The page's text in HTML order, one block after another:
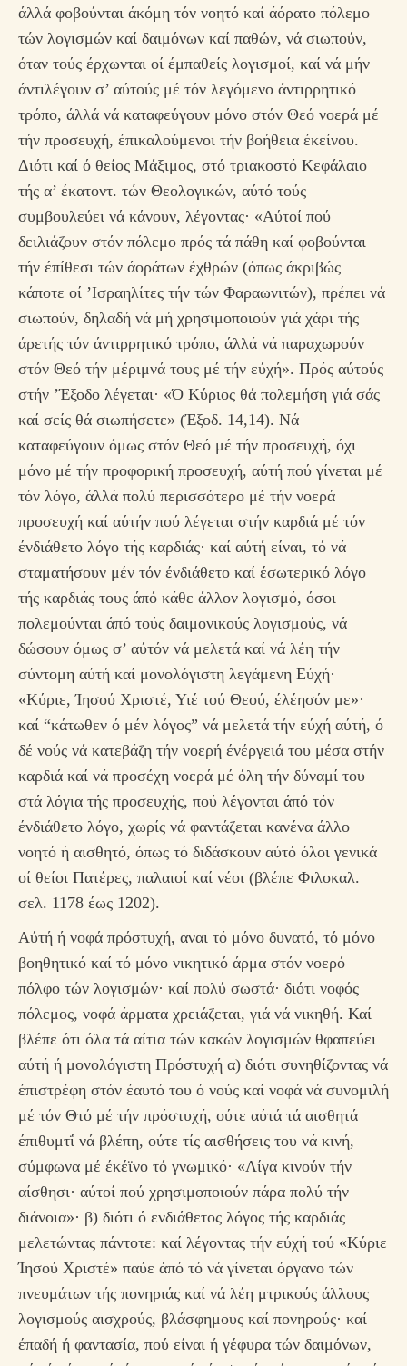
άλλά φοβούνται άκόμη τόν νοητό καί άόρατο πόλεμο
τών λογισμών καί δαιμόνων καί παθών, νά σιωπούν,
όταν τούς έρχωνται οί έμπαθείς λογισμοί, καί νά μήν
άντιλέγουν σ’ αύτούς μέ τόν λεγόμενο άντιρρητικό
τρόπο, άλλά νά καταφεύγουν μόνο στόν Θεό νοερά μέ
τήν προσευχή, έπικαλούμενοι τήν βοήθεια έκείνου.
Διότι καί ό θείος Μάξιμος, στό τριακοστό Κεφάλαιο
τής α’ έκατοντ. τών Θεολογικών, αύτό τούς
συμβουλεύει νά κάνουν, λέγοντας· «Αύτοί πού
δειλιάζουν στόν πόλεμο πρός τά πάθη καί φοβούνται
τήν έπίθεσι τών άοράτων έχθρών (όπως άκριβώς
κάποτε οί ’Ισραηλίτες τήν τών Φαραωνιτών), πρέπει νά
σιωπούν, δηλαδή νά μή χρησιμοποιούν γιά χάρι τής
άρετής τόν άντιρρητικό τρόπο, άλλά νά παραχωρούν
στόν Θεό τήν μέριμνά τους μέ τήν εύχή». Πρός αύτούς
στήν ’Έξοδο λέγεται· «Ό Κύριος θά πολεμήση γιά σάς
καί σείς θά σιωπήσετε» (Έξοδ. 14,14). Νά
καταφεύγουν όμως στόν Θεό μέ τήν προσευχή, όχι
μόνο μέ τήν προφορική προσευχή, αύτή πού γίνεται μέ
τόν λόγο, άλλά πολύ περισσότερο μέ τήν νοερά
προσευχή καί αύτήν πού λέγεται στήν καρδιά μέ τόν
ένδιάθετο λόγο τής καρδιάς· καί αύτή είναι, τό νά
σταματήσουν μέν τόν ένδιάθετο καί έσωτερικό λόγο
τής καρδιάς τους άπό κάθε άλλον λογισμό, όσοι
πολεμούνται άπό τούς δαιμονικούς λογισμούς, νά
δώσουν όμως σ’ αύτόν νά μελετά καί νά λέη τήν
σύντομη αύτή καί μονολόγιστη λεγάμενη Εύχή·
«Κύριε, Ίησού Χριστέ, Υιέ τού Θεού, έλέησόν με»·
καί “κάτωθεν ό μέν λόγος” νά μελετά τήν εύχή αύτή, ό
δέ νούς νά κατεβάζη τήν νοερή ένέργειά του μέσα στήν
καρδιά καί νά προσέχη νοερά μέ όλη τήν δύναμί του
στά λόγια τής προσευχής, πού λέγονται άπό τόν
ένδιάθετο λόγο, χωρίς νά φαντάζεται κανένα άλλο
νοητό ή αισθητό, όπως τό διδάσκουν αύτό όλοι γενικά
οί θείοι Πατέρες, παλαιοί καί νέοι (βλέπε Φιλοκαλ.
σελ. 1178 έως 1202).
Αύτή ή νοφά πρόστυχή, αναι τό μόνο δυνατό, τό μόνο
βοηθητικό καί τό μόνο νικητικό άρμα στόν νοερό
πόλφο τών λογισμών· καί πολύ σωστά· διότι νοφός
πόλεμος, νοφά άρματα χρειάζεται, γιά νά νικηθή. Καί
βλέπε ότι όλα τά αίτια τών κακών λογισμών θφαπεύει
αύτή ή μονολόγιστη Πρόστυχή α) διότι συνηθίζοντας νά
έπιστρέφη στόν έαυτό του ό νούς καί νοφά νά συνομιλή
μέ τόν Θτό μέ τήν πρόστυχή, ούτε αύτά τά αισθητά
έπιθυμτΐ νά βλέπη, ούτε τίς αισθήσεις του νά κινή,
σύμφωνα μέ έκέϊνο τό γνωμικό· «Λίγα κινούν τήν
αίσθησι· αύτοί πού χρησιμοποιούν πάρα πολύ τήν
διάνοια»· β) διότι ό ενδιάθετος λόγος τής καρδιάς
μελετώντας πάντοτε: καί λέγοντας τήν εύχή τού «Κύριε
Ίησού Χριστέ» παύε άπό τό νά γίνεται όργανο τών
πνευμάτων τής πονηριάς καί νά λέη μτρικούς άλλους
λογισμούς αισχρούς, βλάσφημους καί πονηρούς· καί
έπαδή ή φαντασία, πού είναι ή γέφυρα τών δαιμόνων,